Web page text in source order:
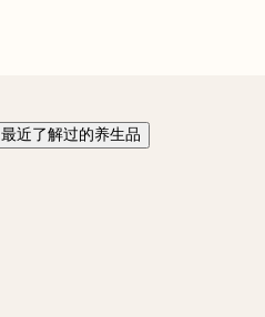
最近了解过的养生品